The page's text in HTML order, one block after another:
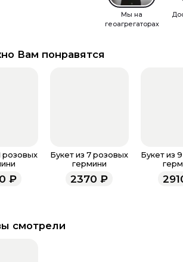
Мы на
геоагрегаторах
Вам понравятся
розовых
₽
Букет из 7 розовых
гермини
2370 ₽
Букет из
смотрели